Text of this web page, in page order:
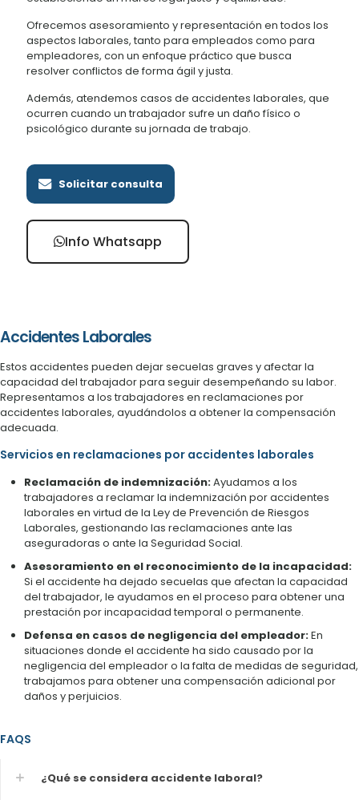
Ofrecemos asesoramiento y representación en todos los
aspectos laborales, tanto para empleados como para
empleadores, con un enfoque práctico que busca
resolver conflictos de forma ágil y justa.
Además, atendemos casos de accidentes laborales, que
ocurren cuando un trabajador sufre un daño físico o
psicológico durante su jornada de trabajo.
Solicitar consulta
Info Whatsapp
Accidentes Laborales
Estos accidentes pueden dejar secuelas graves y afectar la
capacidad del trabajador para seguir desempeñando su labor.
Representamos a los trabajadores en reclamaciones por
accidentes laborales, ayudándolos a obtener la compensación
adecuada.
Servicios en reclamaciones por accidentes laborales
Reclamación de indemnización:Ayudamos a los
trabajadores a reclamar la indemnización por accidentes
laborales en virtud de la Ley de Prevención de Riesgos
Laborales, gestionando las reclamaciones ante las
aseguradoras o ante la Seguridad Social.
Asesoramiento en el reconocimiento de la incapacidad:
Si el accidente ha dejado secuelas que afectan la capacidad
del trabajador, le ayudamos en el proceso para obtener una
prestación por incapacidad temporal o permanente.
Defensa en casos de negligencia del empleador:En
situaciones donde el accidente ha sido causado por la
negligencia del empleador o la falta de medidas de seguridad,
trabajamos para obtener una compensación adicional por
daños y perjuicios.
FAQS
¿Qué se considera accidente laboral?